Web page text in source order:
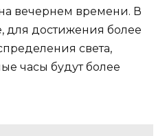
вечернем времени. В
для достижения более
света,
часы будут более